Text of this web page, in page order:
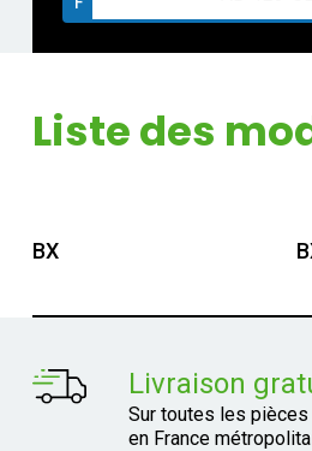
Liste des
BX
Livraison
Sur toutes les
en France